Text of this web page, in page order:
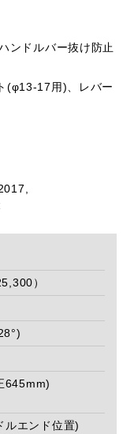
ンドルバー抜け防止
(φ13-17用)、レバー
）
645mm)
ルエンド位置)